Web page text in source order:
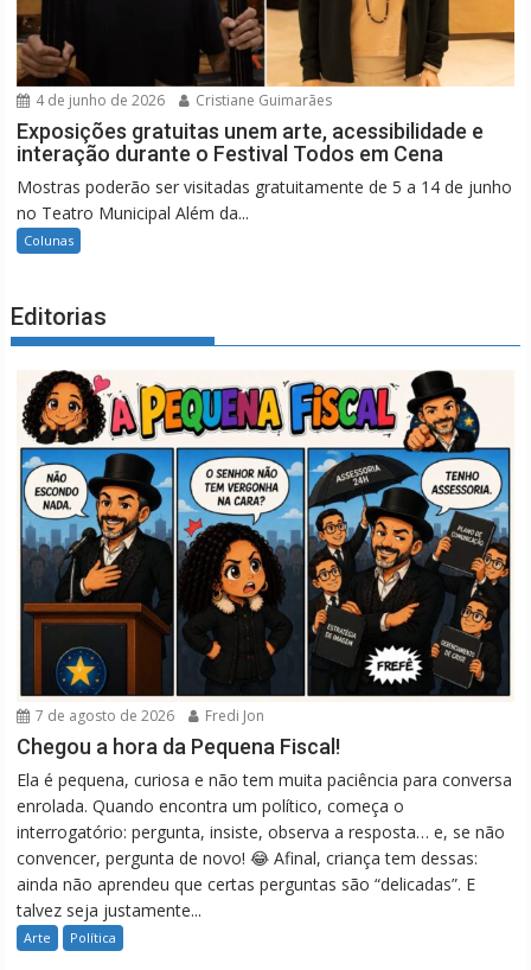
4 de junho de 2026 Cristiane Guimarães
Exposições gratuitas unem arte, acessibilidade e
interação durante o Festival Todos em Cena
Mostras poderão ser visitadas gratuitamente de 5 a 14 de junho
no Teatro Municipal Além da...
Colunas
Editorias
7 de agosto de 2026 Fredi Jon
Chegou a hora da Pequena Fiscal!
Ela é pequena, curiosa e não tem muita paciência para conversa
enrolada. Quando encontra um político, começa o
interrogatório: pergunta, insiste, observa a resposta… e, se não
convencer, pergunta de novo! 😂 Afinal, criança tem dessas:
ainda não aprendeu que certas perguntas são “delicadas”. E
talvez seja justamente...
Arte Política